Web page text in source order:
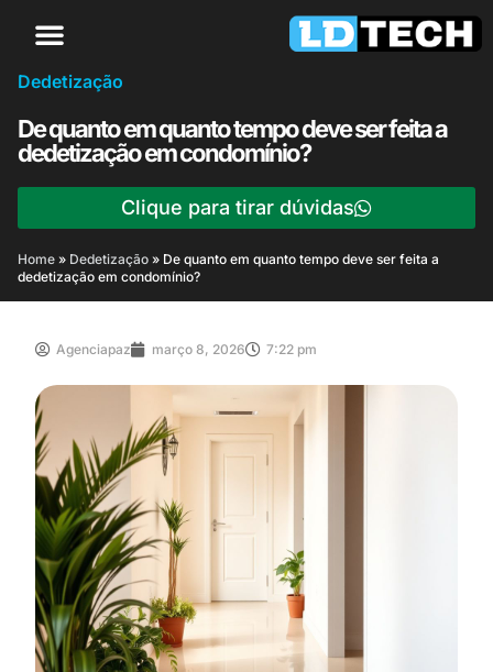
Dedetização
De quanto em quanto tempo deve ser feita a
dedetização em condomínio?
Clique para tirar dúvidas
Home » Dedetização » De quanto em quanto tempo deve ser feita a
dedetização em condomínio?
Agenciapaz março 8, 2026 7:22 pm